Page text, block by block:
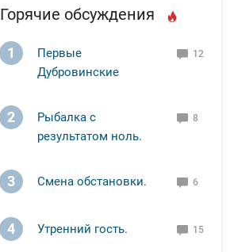
Горячие обсуждения
1
Первые
Дубровинские
12
2
Рыбалка с
результатом ноль.
8
3 Смена обстановки. 6
4 Утренний гость. 15